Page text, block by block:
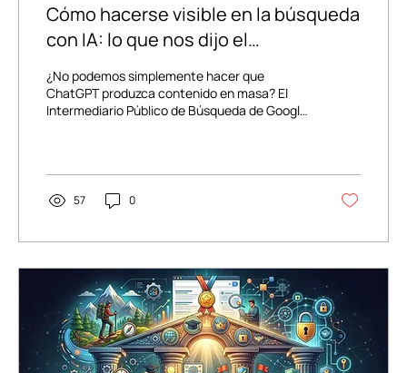
Cómo hacerse visible en la búsqueda
con IA: lo que nos dijo el
intermediario público de Google para
la búsqueda y lo que omitió.
¿No podemos simplemente hacer que
ChatGPT produzca contenido en masa? El
Intermediario Público de Búsqueda de Google
commodity content). Y el contenido genérico
está muriendo en la búsqueda por IA.
57 0